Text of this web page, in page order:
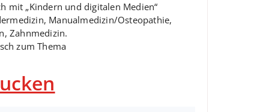
mit „Kindern und digitalen Medien“
Manualmedizin/Osteopathie,
Zahnmedizin.
zum Thema